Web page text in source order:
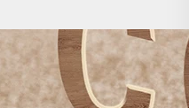
за душ с двойно
функционалност,
бронзов клапан на прът